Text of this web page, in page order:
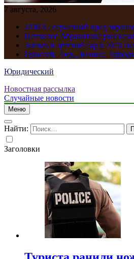
7 августа, 2026
JAMA : серьезный вред
Психолог Абравитова
Запись в детский сад в 2026
Одиссей, Аид, Дионис,
Юридический
Новостная рассылка
Случайные новости
Меню
Найти:
Заголовки